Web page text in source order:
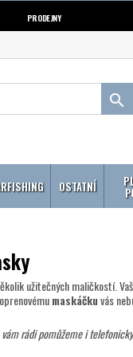
PRODEJNY

OSTATNÍ
užitečných maličkostí.
maskáčkuvás
vám rádi pomůžeme i